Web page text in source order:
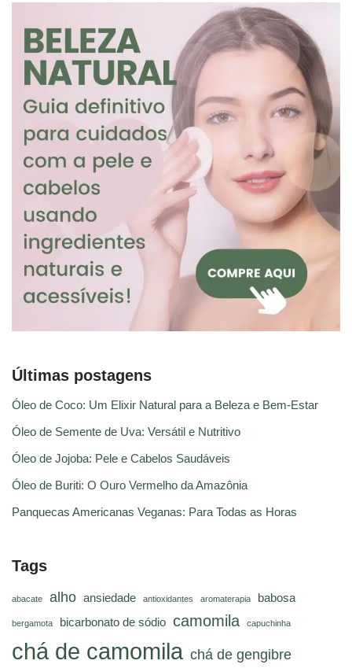
Últimas postagens
Óleo de Coco: Um Elixir Natural para a Beleza e Bem-Estar
Óleo de Semente de Uva: Versátil e Nutritivo
Óleo de Jojoba: Pele e Cabelos Saudáveis
Óleo de Buriti: O Ouro Vermelho da Amazônia
Panquecas Americanas Veganas: Para Todas as Horas
Tags
abacate alho ansiedade antioxidantes aromaterapia babosa
bergamota bicarbonato de sódio camomila capuchinha
chá de camomila chá de gengibre